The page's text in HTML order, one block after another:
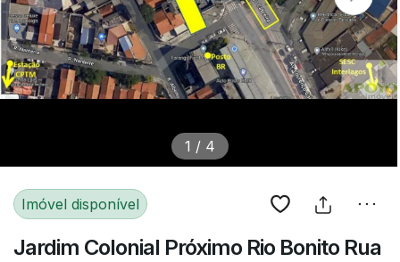
1 / 4
Imóvel disponível
Jardim Colonial Próximo Rio Bonito Rua